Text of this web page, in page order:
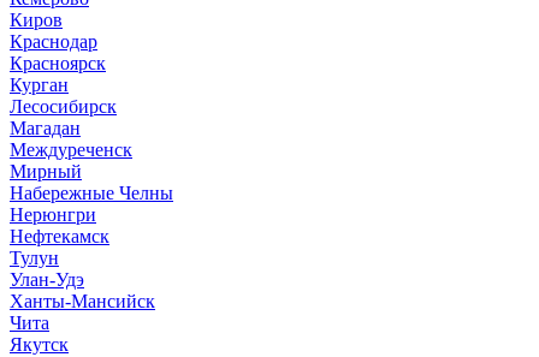
Киров
Краснодар
Красноярск
Курган
Лесосибирск
Магадан
Междуреченск
Мирный
Набережные Челны
Нерюнгри
Нефтекамск
Тулун
Улан-Удэ
Ханты-Мансийск
Чита
Якутск